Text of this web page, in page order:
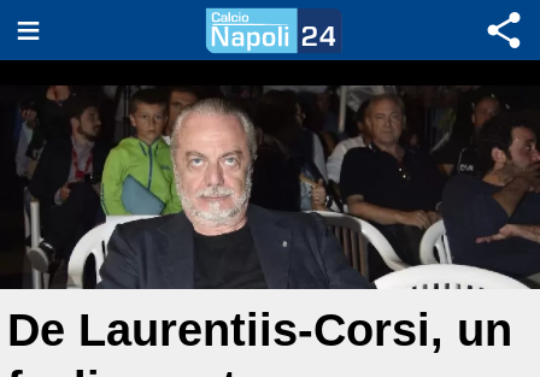
De Laurentiis-Corsi, un